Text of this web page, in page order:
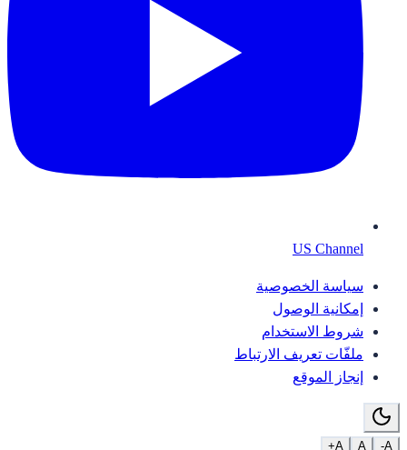
US Channel
سياسة الخصوصية
إمكانية الوصول
شروط الاستخدام
ملفّات تعريف الارتباط
إنجاز الموقع
A-
A
A+